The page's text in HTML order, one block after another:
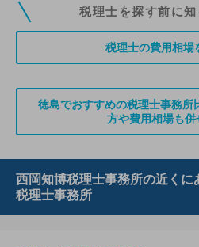
税理士ドットコムの無料会員にご登録いた
ていただくことができます。また、税理士
無料登録のご案
税理士を探す前に
税理士の費用相場
徳島でおすすめの税理士事務所
方や費用相場も併
西岡知博税理士事務所の近くに
税理士事務所